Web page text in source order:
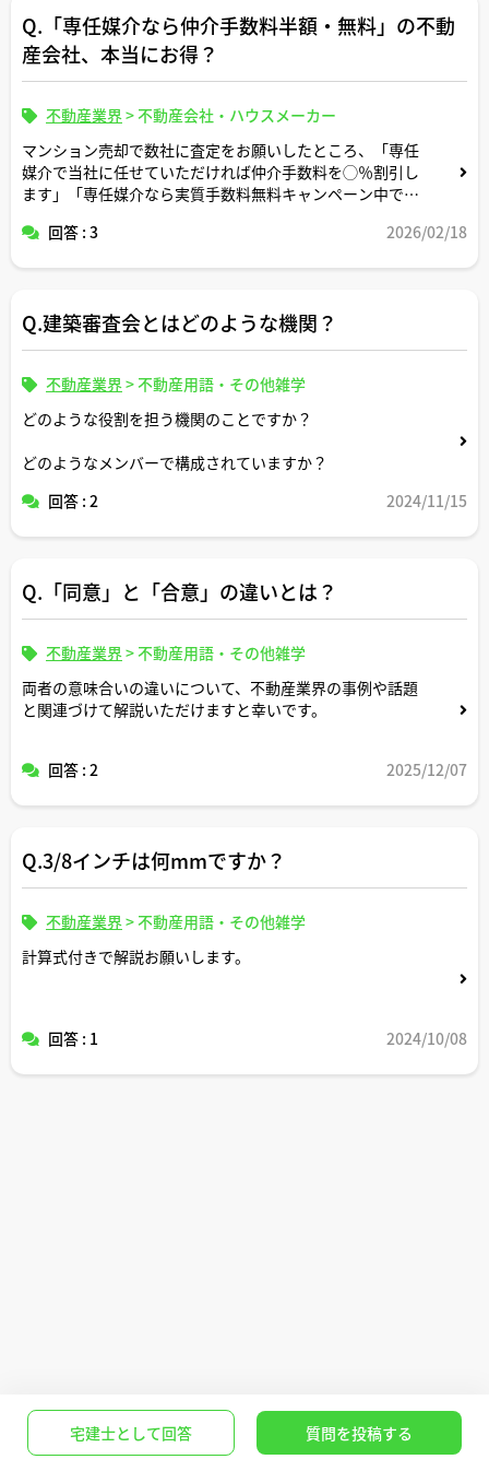
Q.「専任媒介なら仲介手数料半額・無料」の不動
産会社、本当にお得？
不動産業界>不動産会社・ハウスメーカー
マンション売却で数社に査定をお願いしたところ、「専任
媒介で当社に任せていただければ仲介手数料を◯％割引し
ます」「専任媒介なら実質手数料無料キャンペーン中で
もあると耳にします。
宅建士さんの実務経験上、「専任媒介＋手数料割引・無
料」の提案を受けたときに、売主側がチェックしておくべ
きポイントや、注意しておきたい契約条件があれば教えて
ください。
回答 : 3 2026/02/18
Q.建築審査会とはどのような機関？
不動産業界>不動産用語・その他雑学
どのような役割を担う機関のことですか？
どのようなメンバーで構成されていますか？
回答 : 2
2024/11/15
Q.「同意」と「合意」の違いとは？
不動産業界>不動産用語・その他雑学
両者の意味合いの違いについて、不動産業界の事例や話題
と関連づけて解説いただけますと幸いです。
回答 : 2 2025/12/07
Q.3/8インチは何mmですか？
不動産業界>不動産用語・その他雑学
計算式付きで解説お願いします。
回答 : 1 2024/10/08
宅建士として回答 質問を投稿する